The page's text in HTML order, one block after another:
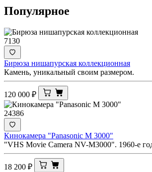
Популярное
7130
Бирюза нишапурская коллекционная
Камень, уникальный своим размером.
120 000 ₽
24386
Кинокамера "Panasonic M 3000"
"VHS Movie Camera NV-M3000". 1960-е
18 200 ₽